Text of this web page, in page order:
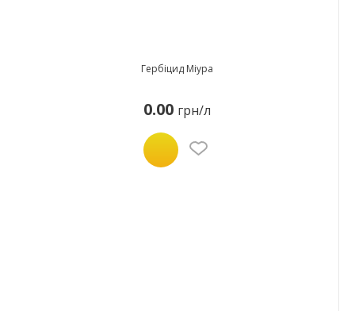
Гербіцид Міура
0.00 грн/л